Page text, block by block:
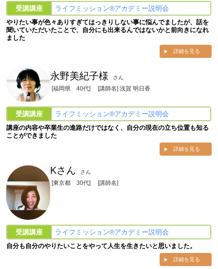
受講講座 ライフミッション®︎アカデミー説明会
やりたい事が色々ありすぎてはっきりしない事に悩んでましたが、話を
聞いていただいたことで、自分にも出来るんではないかと前向きになれ
ました
詳細を見る
永野美紀子様 さん
[福岡県 40代] [講師名] 浅賀 明日香
受講講座 ライフミッション®︎アカデミー説明会
講座の内容や卒業生の進路だけではなく、自分の現在の立ち位置も知る
ことができました
詳細を見る
Kさん さん
[東京都 30代] [講師名]
受講講座 ライフミッション®︎アカデミー説明会
自分も自分のやりたいことをやって人生を生きたいと思いました。
詳細を見る